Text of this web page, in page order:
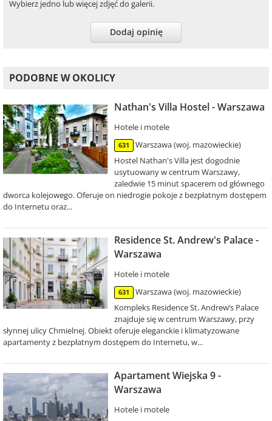
Wybierz jedno lub więcej zdjęć do galerii.
Dodaj opinię
PODOBNE W OKOLICY
Nathan's Villa Hostel - Warszawa
Hotele i motele
631
Warszawa (woj. mazowieckie)
Hostel Nathan's Villa jest dogodnie
usytuowany w centrum Warszawy,
zaledwie 15 minut spacerem od głównego
dworca kolejowego. Oferuje on niedrogie pokoje z bezpłatnym dostępem
do Internetu oraz...
Residence St. Andrew's Palace -
Warszawa
Hotele i motele
631
Warszawa (woj. mazowieckie)
Kompleks Residence St. Andrew’s Palace
znajduje się w centrum Warszawy, przy
słynnej ulicy Chmielnej. Obiekt oferuje eleganckie i klimatyzowane
apartamenty z bezpłatnym dostępem do Internetu, w...
Apartament Wiejska 9 -
Warszawa
Hotele i motele